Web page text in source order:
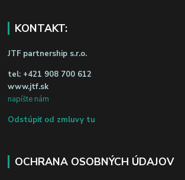
KONTAKT:
JTF partnership s.r.o.
tel: +421 908 700 612
www.jtf.sk
napíšte nám
Odstúpiť od zmluvy tu
OCHRANA OSOBNÝCH ÚDAJOV